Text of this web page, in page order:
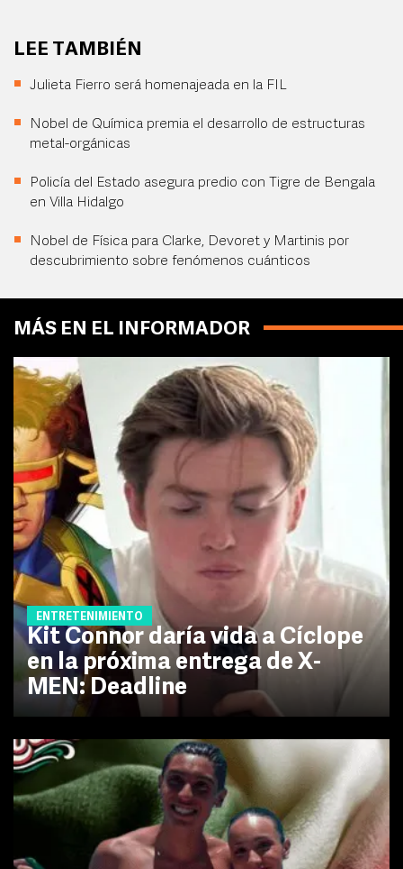
LEE TAMBIÉN
Julieta Fierro será homenajeada en la FIL
Nobel de Química premia el desarrollo de estructuras
metal-orgánicas
Policía del Estado asegura predio con Tigre de Bengala
en Villa Hidalgo
Nobel de Física para Clarke, Devoret y Martinis por
descubrimiento sobre fenómenos cuánticos
MÁS EN EL INFORMADOR
ENTRETENIMIENTO
Kit Connor daría vida a Cíclope
en la próxima entrega de X-
MEN: Deadline